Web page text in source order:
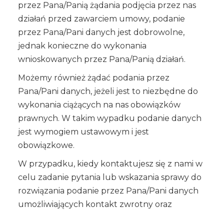
przez Pana/Panią żądania podjęcia przez nas
działań przed zawarciem umowy, podanie
przez Pana/Pani danych jest dobrowolne,
jednak konieczne do wykonania
wnioskowanych przez Pana/Panią działań.
Możemy również żądać podania przez
Pana/Pani danych, jeżeli jest to niezbędne do
wykonania ciążących na nas obowiązków
prawnych. W takim wypadku podanie danych
jest wymogiem ustawowym i jest
obowiązkowe.
W przypadku, kiedy kontaktujesz się z nami w
celu zadanie pytania lub wskazania sprawy do
rozwiązania podanie przez Pana/Pani danych
umożliwiających kontakt zwrotny oraz